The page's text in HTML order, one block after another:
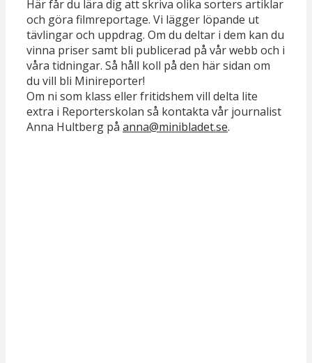
Här får du lära dig att skriva olika sorters artiklar
och göra filmreportage. Vi lägger löpande ut
tävlingar och uppdrag. Om du deltar i dem kan du
vinna priser samt bli publicerad på vår webb och i
våra tidningar. Så håll koll på den här sidan om
du vill bli Minireporter!
Om ni som klass eller fritidshem vill delta lite
extra i Reporterskolan så kontakta vår journalist
Anna Hultberg på anna@minibladet.se.
Statistik
För att vi ska
kunna
förbättra
hemsidans
funktionalitet
och